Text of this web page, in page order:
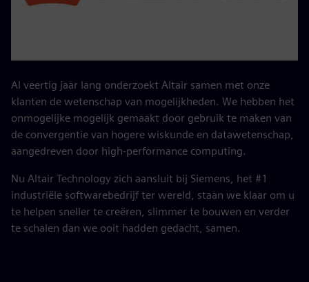
Al veertig jaar lang onderzoekt Altair samen met onze
klanten de wetenschap van mogelijkheden. We hebben het
onmogelijke mogelijk gemaakt door gebruik te maken van
de convergentie van hogere wiskunde en datawetenschap,
aangedreven door high-performance computing.
Nu Altair Technology zich aansluit bij Siemens, het #1
industriële softwarebedrijf ter wereld, staan we klaar om u
te helpen sneller te creëren, slimmer te bouwen en verder
te schalen dan we ooit hadden gedacht, samen.